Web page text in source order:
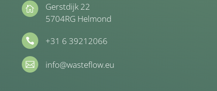

Gerstdijk 22
5704RG Helmond
 +31 6 39212066
 info@wasteflow.eu